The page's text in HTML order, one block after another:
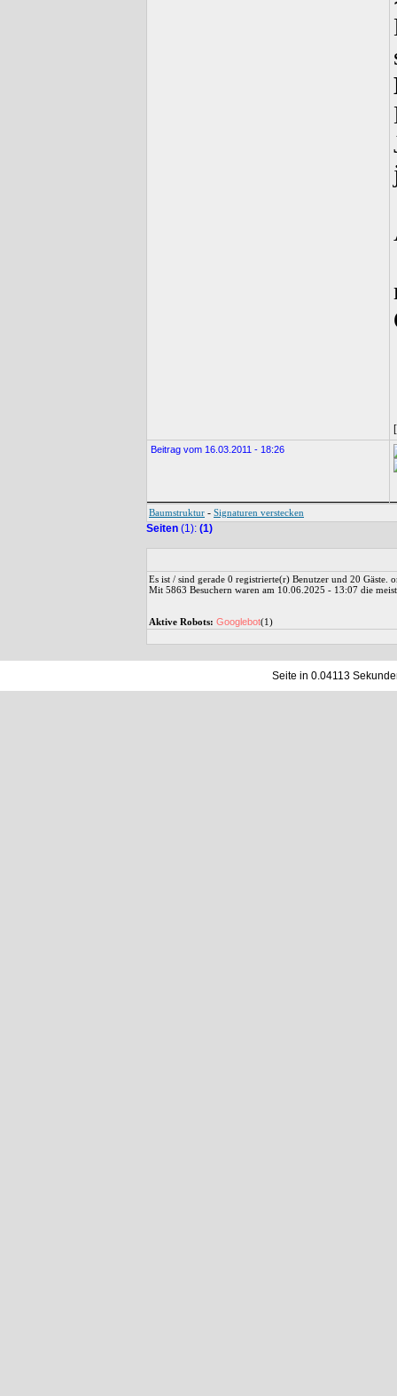
Beitrag vom 16.03.2011 - 18:26
Baumstruktur - Signaturen verstecken
Seiten (1): (1)
Es ist / sind gerade 0 registrierte(r) Benutzer und 20 Gäste.
Mit 5863 Besuchern waren am 10.06.2025 - 13:07 die
Aktive Robots: Googlebot(1)
Seite in 0.04113